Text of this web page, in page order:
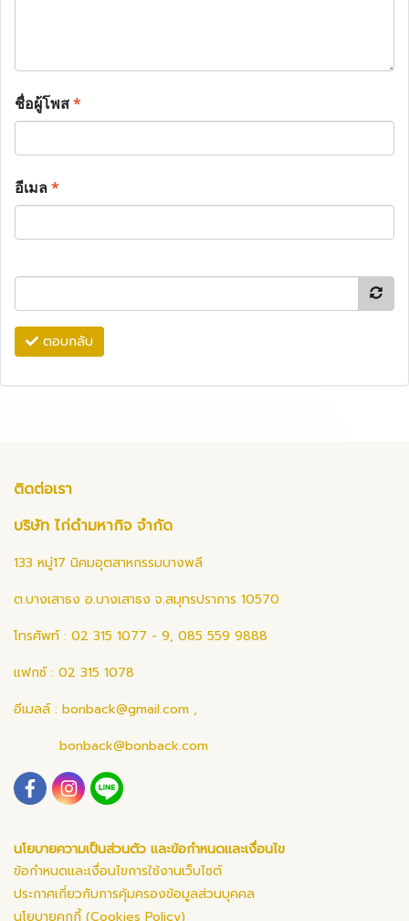
ชื่อผู้โพส*
อีเมล*
ตอบกลับ
ติดต่อเรา
บริษัท ไก่ดำมหากิจ จำกัด
133 หมู่17 นิคมอุตสาหกรรมบางพลี
ต.บางเสาธง อ.บางเสาธง จ.สมุทรปราการ 10570
โทรศัพท์ : 02 315 1077 - 9, 085 559 9888
แฟกซ์ : 02 315 1078
อีเมลล์ : bonback@gmail.com ,
bonback@bonback.com
นโยบายความเป็นส่วนตัว และข้อกำหนดและเงื่อนไข
ข้อกำหนดและเงื่อนไขการใช้งานเว็บไซต์
ประกาศเกี่ยวกับการคุ้มครองข้อมูลส่วนบุคคล
นโยบายคุกกี้ (Cookies Policy)